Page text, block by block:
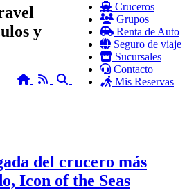
Cruceros
Grupos
Renta de Auto
Seguro de viaje
Sucursales
Contacto
Mis Reservas
y
HomeRSS Search
del crucero más
Icon of the Seas